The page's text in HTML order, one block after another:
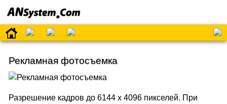
Рекламная фотосъемка
Разрешение кадров до 6144 x 4096 пикселей. При